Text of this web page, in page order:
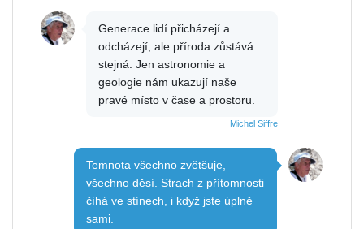
Generace lidí přicházejí a
odcházejí, ale příroda zůstává
stejná. Jen astronomie a
geologie nám ukazují naše
pravé místo v čase a prostoru.
Michel Siffre
Temnota všechno zvětšuje,
všechno děsí. Strach z přítomnosti
číhá ve stínech, i když jste úplně
sami.